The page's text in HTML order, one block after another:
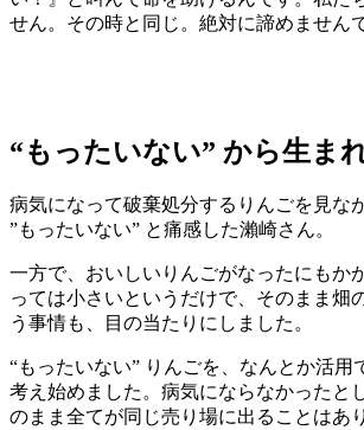
せん。その時と同じ。絶対に諦めません
“もったいない” から生ま
病気になって破棄処分するりんごを見な
”もったいない” と痛感した瀨崎さん。
一方で、おいしいりんごがなったにもか
っては小さいというだけで、そのまま畑
う事情も、目の当たりにしました。
“もったいない” りんごを、なんとか活用
考え始めました。病気にならなかったと
のまま全てが同じ売り場に出ることはあ